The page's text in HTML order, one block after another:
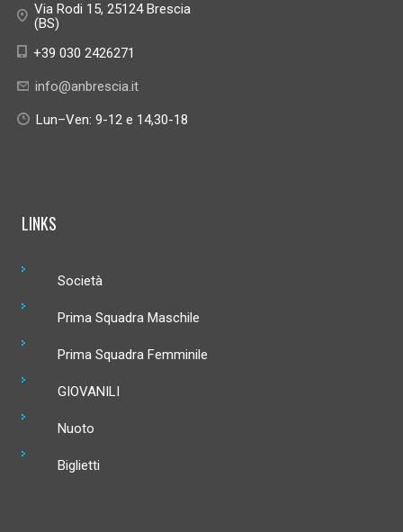
Via Rodi 15, 25124 Brescia
(BS)
+39 030 2426271
info@anbrescia.it
Lun–Ven: 9-12 e 14,30-18
LINKS
Società
Prima Squadra Maschile
Prima Squadra Femminile
GIOVANILI
Nuoto
Biglietti